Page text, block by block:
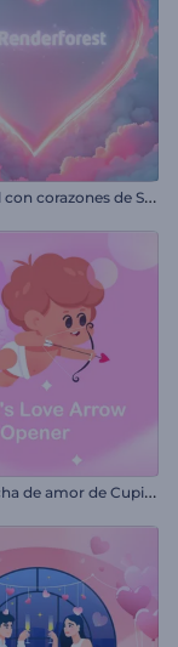
L
ogo reveal con corazones de San Valentín
O
pener flecha de amor de Cupido